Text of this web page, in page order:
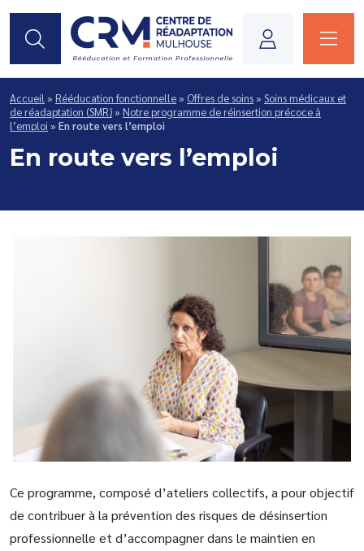
Je suis...
Accueil » Rééducation fonctionnelle» Offres de soins» Soins médicaux et
de réadaptation (SMR)» Notre programme de réinsertion précoce à
l’emploi » En route vers l’emploi
En route vers l’emploi
Ce programme, composé d’ateliers collectifs, a pour objectif
de contribuer à la prévention des risques de désinsertion
professionnelle et d’accompagner dans le maintien en